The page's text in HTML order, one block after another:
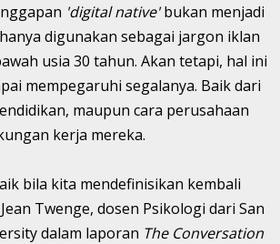
'digital native'bukan menjadi
digunakan sebagai jargon iklan
usia 30 tahun. Akan tetapi, hal ini
mempegaruhi segalanya. Baik dari
maupun cara perusahaan
kerja mereka.
bila kita mendefinisikan kembali
Twenge, dosen Psikologi dari San
dalam laporan The Conversation